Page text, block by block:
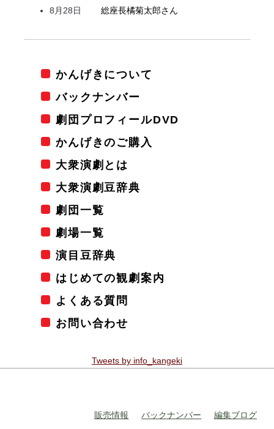
8月28日
総座長橘菊太郎さん
かんげきについて
バックナンバー
劇団プロフィールDVD
かんげきのご購入
大衆演劇とは
大衆演劇豆辞典
劇団一覧
劇場一覧
演目豆辞典
はじめての観劇案内
よくある質問
お問い合わせ
Tweets by info_kangeki
販売情報 バックナンバー 編集ブログ